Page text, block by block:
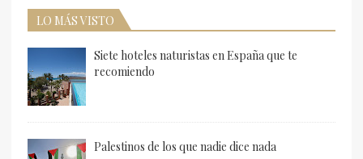
LO MÁS VISTO
Siete hoteles naturistas en España que te
recomiendo
Palestinos de los que nadie dice nada